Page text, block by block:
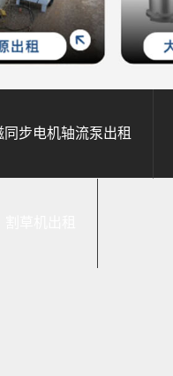
同步电机轴流泵出租